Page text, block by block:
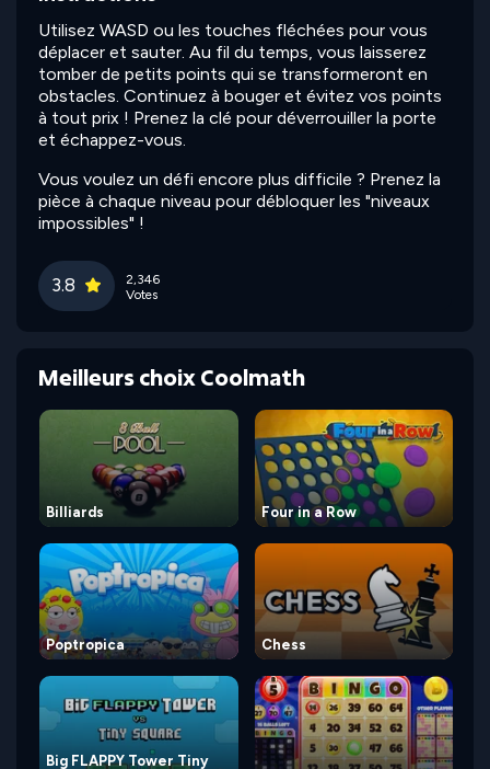
Utilisez WASD ou les touches fléchées pour vous
déplacer et sauter. Au fil du temps, vous laisserez
tomber de petits points qui se transformeront en
obstacles. Continuez à bouger et évitez vos points
à tout prix ! Prenez la clé pour déverrouiller la porte
et échappez-vous.
Vous voulez un défi encore plus difficile ? Prenez la
pièce à chaque niveau pour débloquer les "niveaux
impossibles" !
3.8
2,346
Votes
Meilleurs choix Coolmath
Billiards Four in a Row
Poptropica Chess
Big FLAPPY Tower Tiny